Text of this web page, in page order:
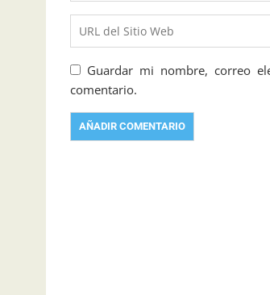
Guardar mi nombre, correo
comentario.